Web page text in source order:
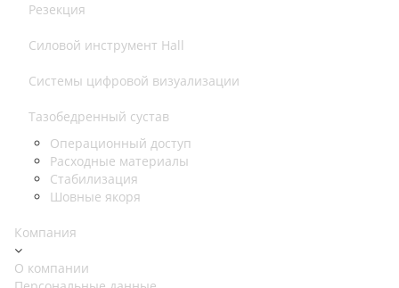
Резекция
Силовой инструмент Hall
Системы цифровой визуализации
Тазобедренный сустав
Операционный доступ
Расходные материалы
Стабилизация
Шовные якоря
Компания
О компании